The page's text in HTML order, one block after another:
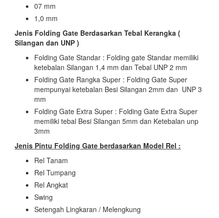
07 mm
1,0 mm
Jenis Folding Gate Berdasarkan Tebal Kerangka (
Silangan dan UNP )
Folding Gate Standar : Folding gate Standar memiliki
ketebalan Silangan 1,4 mm dan Tebal UNP 2 mm
Folding Gate Rangka Super : Folding Gate Super
mempunyai ketebalan Besi Silangan 2mm dan UNP 3
mm
Folding Gate Extra Super : Folding Gate Extra Super
memiliki tebal Besi Silangan 5mm dan Ketebalan unp
3mm
Jenis Pintu Folding Gate berdasarkan Model Rel :
Rel Tanam
Rel Tumpang
Rel Angkat
Swing
Setengah Lingkaran / Melengkung